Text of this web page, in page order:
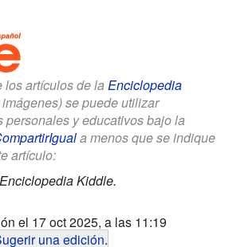
los artículos de la Enciclopedia
se puede utilizar
personales y educativos bajo la
a menos que se indique
artículo:
Enciclopedia Kiddle.
el 17 oct 2025, a las 11:19
una edición.